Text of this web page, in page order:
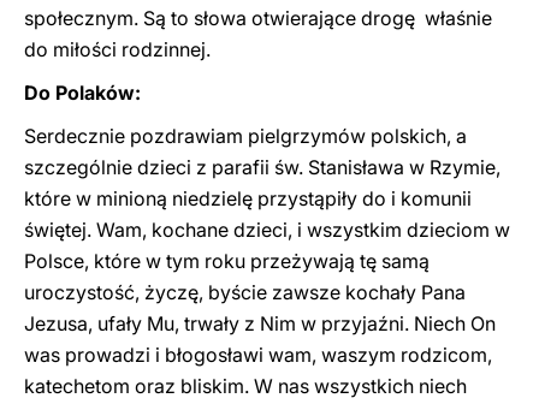
społecznym. Są to słowa otwierające drogę właśnie
do miłości rodzinnej.
Do Polaków:
Serdecznie pozdrawiam pielgrzymów polskich, a
szczególnie dzieci z parafii św. Stanisława w Rzymie,
które w minioną niedzielę przystąpiły do i komunii
świętej. Wam, kochane dzieci, i wszystkim dzieciom w
Polsce, które w tym roku przeżywają tę samą
uroczystość, życzę, byście zawsze kochały Pana
Jezusa, ufały Mu, trwały z Nim w przyjaźni. Niech On
was prowadzi i błogosławi wam, waszym rodzicom,
katechetom oraz bliskim. W nas wszystkich niech